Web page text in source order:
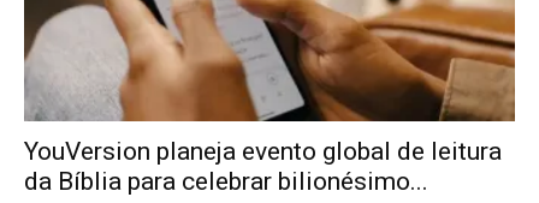
YouVersion planeja evento global de leitura
da Bíblia para celebrar bilionésimo...